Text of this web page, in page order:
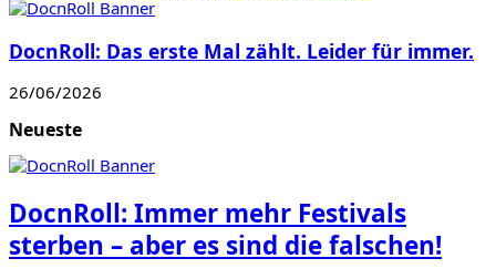
DocnRoll: Das erste Mal zählt. Leider für immer.
26/06/2026
Neueste
DocnRoll: Immer mehr Festivals
sterben – aber es sind die falschen!